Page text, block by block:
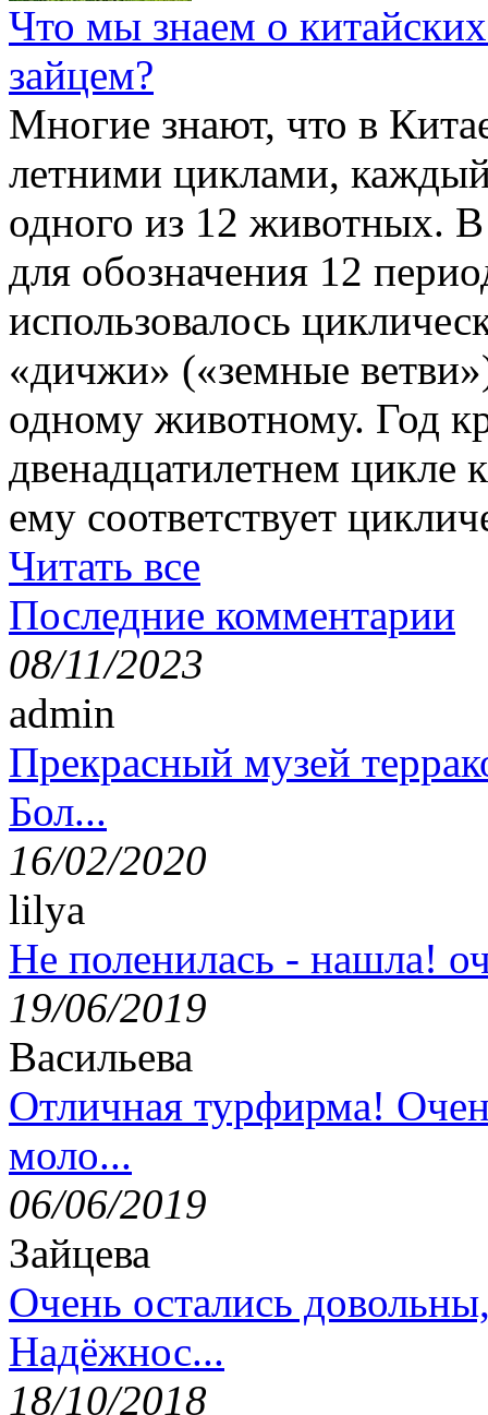
Что мы знаем о
зайцем?
Многие знают, что в
летними циклами,
одного из 12 животных. В
для обозначения 12
использовалось
«дичжи» («земные
одному животному. Год
двенадцатилетнем цикле
ему соответствует
Читать все
Последние комментарии
08/11/2023
admin
Прекрасный музей
Бол...
16/02/2020
lilya
Не поленилась - нашла!
19/06/2019
Васильева
Отличная турфирма!
моло...
06/06/2019
Зайцева
Очень остались
Надёжнос...
18/10/2018